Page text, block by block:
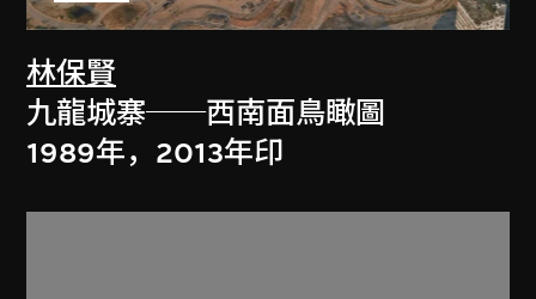
林保賢
九龍城寨──西南面鳥瞰圖
1989年，2013年印